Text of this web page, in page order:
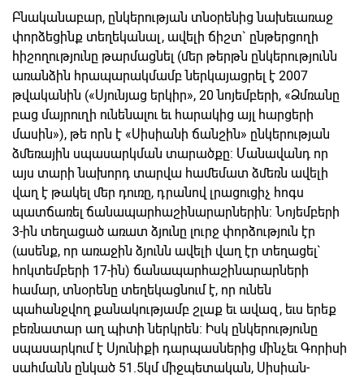
Բնականաբար, ընկերության տնօրենից նախեւառաջ
փորձեցինք տեղեկանալ, ավելի ճիշտ` ընթերցողի
հիշողությունը թարմացնել (մեր թերթն ընկերությունն
առանձին հրապարակմամբ ներկայացրել է 2007
թվականին («Սյունյաց երկիր», 20 նոյեմբերի, «Ձմռանը
բաց մայրուղի ունենալու եւ հարակից այլ հարցերի
մասին»), թե որն է «Սիսիանի ճանշին» ընկերության
ձմեռային սպասարկման տարածքը: Մանավանդ որ
այս տարի նախորդ տարվա համեմատ ձմեռն ավելի
վաղ է թակել մեր դուռը, դրանով լրացուցիչ հոգս
պատճառել ճանապարհաշինարարներին: Նոյեմբերի
3-ին տեղացած առատ ձյունը լուրջ փորձություն էր
(ասենք, որ առաջին ձյունն ավելի վաղ էր տեղացել`
հոկտեմբերի 17-ին) ճանապարհաշինարարների
համար, տնօրենը տեղեկացնում է, որ ունեն
պահանջվող քանակությամբ շլաք եւ ավազ, եւս երեք
բեռնատար աղ պիտի ներկրեն: Իսկ ընկերությունը
սպասարկում է Սյունիքի դարպասներից մինչեւ Գորիսի
սահմանն ընկած 51.5կմ միջպետական, Սիսիան-